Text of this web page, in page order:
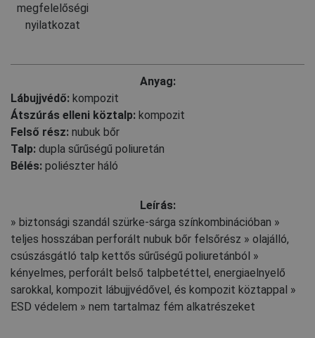
megfelelőségi
nyilatkozat
Anyag:
Lábujjvédő: kompozit
Átszúrás elleni köztalp: kompozit
Felső rész: nubuk bőr
Talp: dupla sűrűségű poliuretán
Bélés: poliészter háló
Leírás:
» biztonsági szandál szürke-sárga színkombinációban »
teljes hosszában perforált nubuk bőr felsőrész » olajálló,
csúszásgátló talp kettős sűrűségű poliuretánból »
kényelmes, perforált belső talpbetéttel, energiaelnyelő
sarokkal, kompozit lábujjvédővel, és kompozit köztappal »
ESD védelem » nem tartalmaz fém alkatrészeket